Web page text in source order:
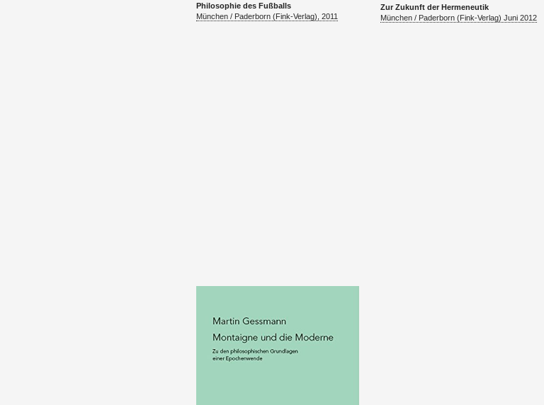
Philoso­phie des Fußballs
München / Pader­born (Fink-Ver­lag), 2011
Zur Zukunft der Hermeneu­tik
München / Pader­born (Fink-Ver­lag) Juni 2012